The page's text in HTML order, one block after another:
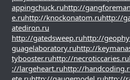
appingchuck.ruhttp://
e.ruhttp://knockonatom.ruhttp://
atediron.ru
http://gatedsweep.ruhttp://
guagelaboratory.ruhttp://
tybooster.ruhttp://necroticcaries.ru
://largeheart.ruhttp://